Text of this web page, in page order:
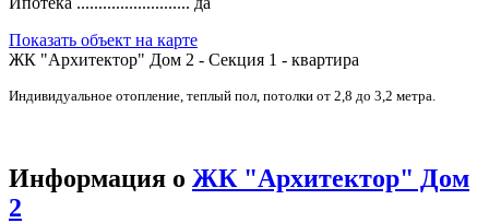
Показать объект на карте
ЖК "Архитектор" Дом 2 - Секция 1 - квартира
Индивидуальное отопление, теплый пол, потолки от 2,8 до 3,2 метра.
Информация о ЖК "Архитектор" Дом
2